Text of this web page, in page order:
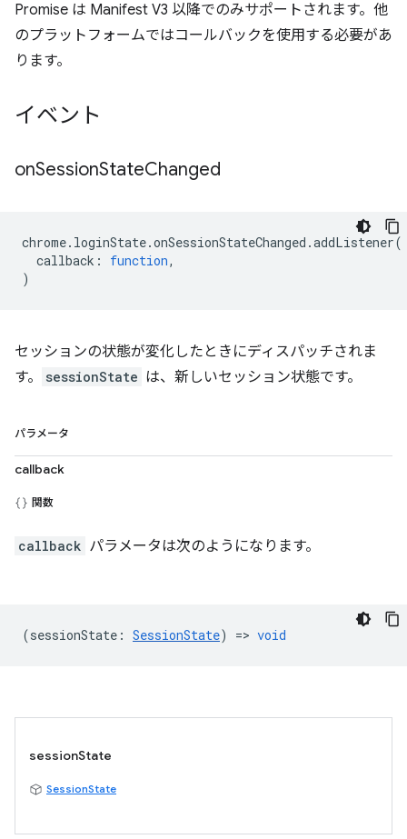
Promise は Manifest V3 以降でのみサポートされます。他
のプラットフォームではコールバックを使用する必要があ
ります。
イベント
onSessionStateChanged
chrome. loginState.onSessionStateChanged .addListener(
callback : function,
)
セッションの状態が変化したときにディスパッチされま
す。
sessionState は、新しいセッション状態です。
パラメータ
callback
関数
callback パラメータは次のようになります。
(sessionState : SessionState) => void
sessionState
SessionState